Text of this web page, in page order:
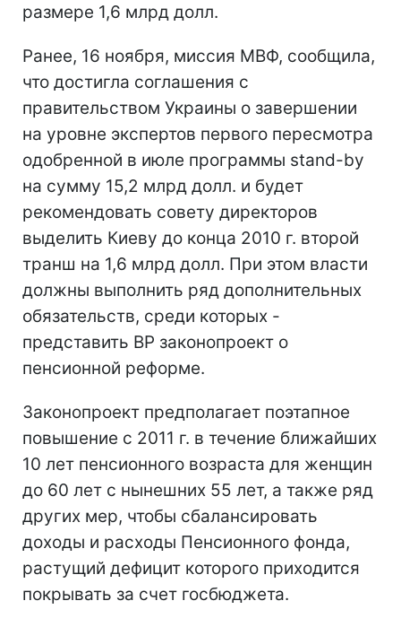
размере 1,6 млрд долл.
Ранее, 16 ноября, миссия МВФ, сообщила,
что достигла соглашения с
правительством Украины о завершении
на уровне экспертов первого пересмотра
одобренной в июле программы stand-by
на сумму 15,2 млрд долл. и будет
рекомендовать совету директоров
выделить Киеву до конца 2010 г. второй
транш на 1,6 млрд долл. При этом власти
должны выполнить ряд дополнительных
обязательств, среди которых -
представить ВР законопроект о
пенсионной реформе.
Законопроект предполагает поэтапное
повышение с 2011 г. в течение ближайших
10 лет пенсионного возраста для женщин
до 60 лет с нынешних 55 лет, а также ряд
других мер, чтобы сбалансировать
доходы и расходы Пенсионного фонда,
растущий дефицит которого приходится
покрывать за счет госбюджета.